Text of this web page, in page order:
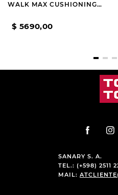
WALK MAX CUSHIONING
$ 5690,00
SANARY S. A.
TEL.: (+598) 2511
MAIL: